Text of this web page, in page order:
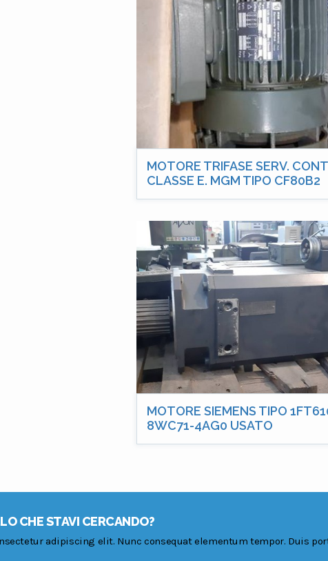
MOTORE TRIFASE SERV. CONT
CLASSE E. MGM TIPO CF80B2
MOTORE SIEMENS TIPO
8WC71-4AG0 USATO
CHE STAVI CERCANDO?
adipiscing elit. Nunc consequat elementum tempor. Duis